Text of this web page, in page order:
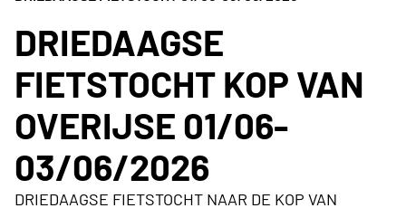
DRIEDAAGSE
FIETSTOCHT KOP VAN
OVERIJSE 01/06-
03/06/2026
DRIEDAAGSE FIETSTOCHT NAAR DE KOP VAN